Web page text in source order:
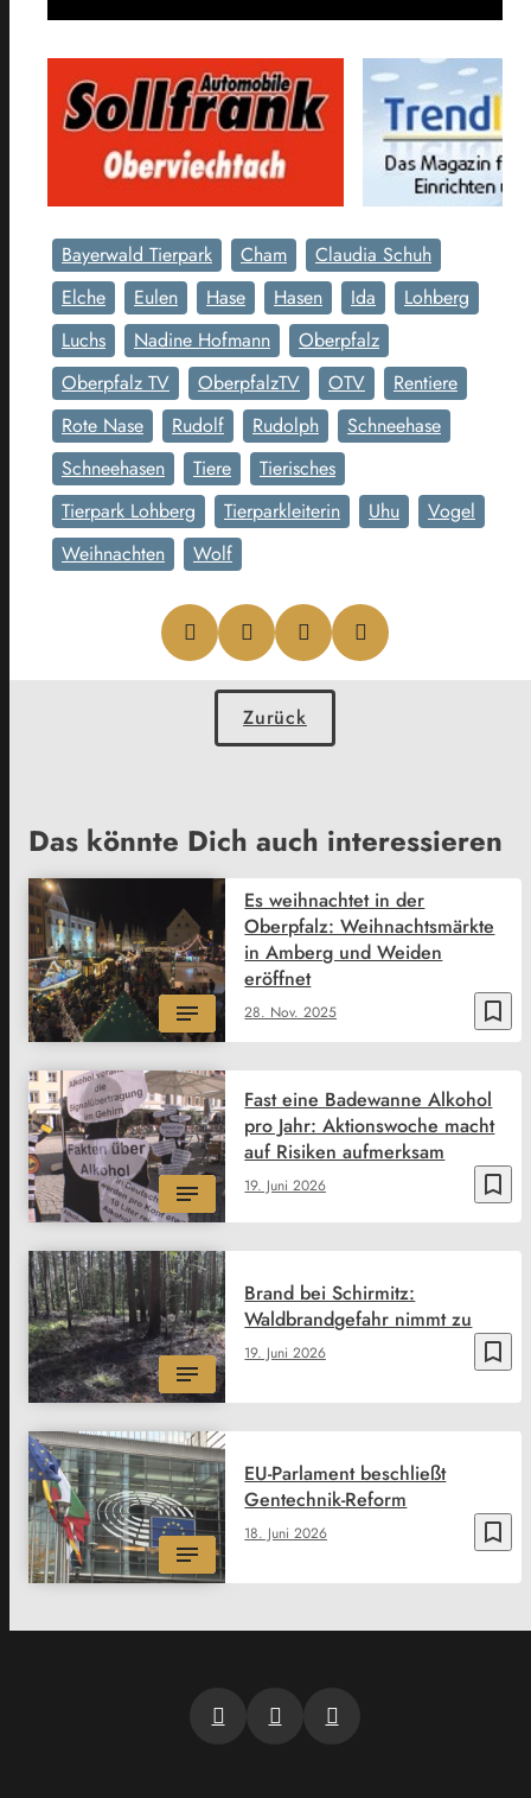
Bayerwald Tierpark Cham
Claudia Schuh
Elche
Eulen Hase Hasen Ida
Lohberg
Luchs
Nadine Hofmann
Oberpfalz
Oberpfalz TV
OberpfalzTV OTV
Rentiere
Rote Nase
Rudolf Rudolph
Schneehase
Schneehasen
Tiere
Tierisches
Tierpark Lohberg
Tierparkleiterin Uhu
Vogel
Weihnachten
Wolf
Zurück
Das könnte Dich auch interessieren
bookmark_border
28. Nov. 2025
Es weihnachtet in der
Oberpfalz: Weihnachtsmärkte
in Amberg und Weiden
eröffnet
bookmark_border
19. Juni 2026
Fast eine Badewanne Alkohol
pro Jahr: Aktionswoche macht
auf Risiken aufmerksam
bookmark_border
19. Juni 2026
Brand bei Schirmitz:
Waldbrandgefahr nimmt zu
bookmark_border
18. Juni 2026
EU-Parlament beschließt
Gentechnik-Reform